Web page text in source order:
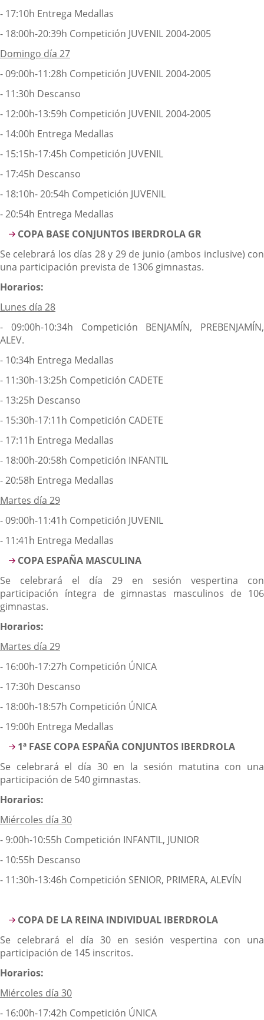
- 17:10h Entrega Medallas
- 18:00h-20:39h Competición JUVENIL 2004-2005
Domingo día 27
- 09:00h-11:28h Competición JUVENIL 2004-2005
- 11:30h Descanso
- 12:00h-13:59h Competición JUVENIL 2004-2005
- 14:00h Entrega Medallas
- 15:15h-17:45h Competición JUVENIL
- 17:45h Descanso
- 18:10h- 20:54h Competición JUVENIL
- 20:54h Entrega Medallas
COPA BASE CONJUNTOS IBERDROLA GR
Se celebrará los días 28 y 29 de junio (ambos inclusive) con
una participación prevista de 1306 gimnastas.
Horarios:
Lunes día 28
- 09:00h-10:34h Competición BENJAMÍN, PREBENJAMÍN,
ALEV.
- 10:34h Entrega Medallas
- 11:30h-13:25h Competición CADETE
- 13:25h Descanso
- 15:30h-17:11h Competición CADETE
- 17:11h Entrega Medallas
- 18:00h-20:58h Competición INFANTIL
- 20:58h Entrega Medallas
Martes día 29
- 09:00h-11:41h Competición JUVENIL
- 11:41h Entrega Medallas
COPA ESPAÑA MASCULINA
Se celebrará el día 29 en sesión vespertina con
participación íntegra de gimnastas masculinos de 106
gimnastas.
Horarios:
Martes día 29
- 16:00h-17:27h Competición ÚNICA
- 17:30h Descanso
- 18:00h-18:57h Competición ÚNICA
- 19:00h Entrega Medallas
1ª FASE COPA ESPAÑA CONJUNTOS IBERDROLA
Se celebrará el día 30 en la sesión matutina con una
participación de 540 gimnastas.
Horarios:
Miércoles día 30
- 9:00h-10:55h Competición INFANTIL, JUNIOR
- 10:55h Descanso
- 11:30h-13:46h Competición SENIOR, PRIMERA, ALEVÍN
COPA DE LA REINA INDIVIDUAL IBERDROLA
Se celebrará el día 30 en sesión vespertina con una
participación de 145 inscritos.
Horarios:
Miércoles día 30
- 16:00h-17:42h Competición ÚNICA